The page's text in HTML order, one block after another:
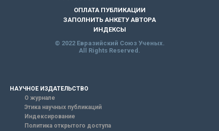
ОПЛАТА ПУБЛИКАЦИИ
ЗАПОЛНИТЬ АНКЕТУ АВТОРА
ИНДЕКСЫ
© 2022 Евразийский Союз Ученых.
All Rights Reserved.
НАУЧНОЕ ИЗДАТЕЛЬСТВО
О журнале
Этика научных публикаций
Индексирование
Политика открытого доступа